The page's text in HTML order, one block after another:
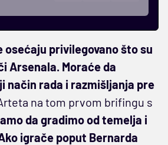
osećaju privilegovano što su
Arsenala. Moraće da
način rada i razmišljanja pre
na tom prvom brifingu s
da gradimo od temelja i
igrače poput Bernarda